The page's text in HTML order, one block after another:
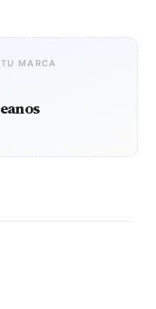
MARCA